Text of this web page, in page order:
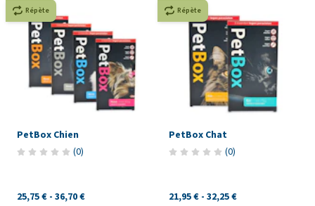
Répète
PetBox Chien
(0)
25,75 € - 36,70 €
Répète
PetBox Chat
(0)
21,95 € - 32,25 €